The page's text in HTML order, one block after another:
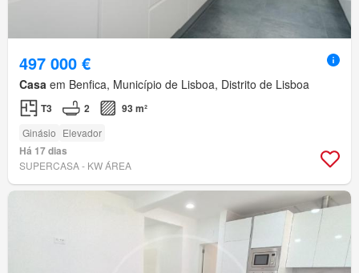
497 000 €
Casa em Benfica, Município de Lisboa, Distrito de Lisboa
T3 2 93 m²
Ginásio Elevador
Há 17 dias
SUPERCASA - KW ÁREA